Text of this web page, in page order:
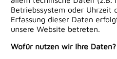
Betriebssystem oder Uhrzeit
Erfassung dieser Daten
unsere Website betreten.
Wofür nutzen wir Ihre Daten?